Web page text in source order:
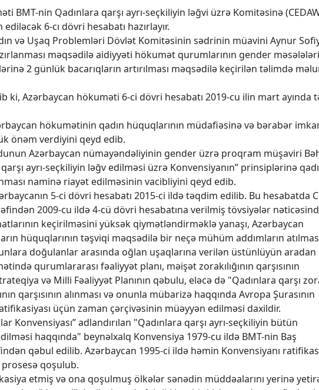
BMT-nin Qadınlara qarşı ayrı-seçkiliyin ləğvi üzrə Komitəsinə
6-cı dövri hesabatı hazırlayır.
və Uşaq Problemləri Dövlət Komitəsinin sədrinin müavini Aynur
məqsədilə aidiyyəti hökumət qurumlarının gender
2 günlük bacarıqların artırılması məqsədilə keçirilən təlimdə
ki, Azərbaycan hökuməti 6-ci dövri hesabatı 2019-cu ilin mart ayında
hökumətinin qadın hüquqlarının müdafiəsinə və bərabər
önəm verdiyini qeyd edib.
Azərbaycan nümayəndəliyinin gender üzrə proqram müşaviri
ayrı-seçkiliyin ləğv edilməsi üzrə Konvensiyanın” prinsiplərinə
naminə riayət edilməsinin vacibliyini qeyd edib.
5-ci dövri hesabatı 2015-ci ildə təqdim edilib. Bu hesabatda
2009-cu ildə 4-cü dövri hesabatına verilmiş tövsiyələr
keçirilməsini yüksək qiymətləndirməklə yanaşı, Azərbaycan
hüquqlarının təşviqi məqsədilə bir neçə mühüm addımların
doğulanlar arasında oğlan uşaqlarına verilən üstünlüyün aradan
qurumlararası fəaliyyət planı, məişət zorakılığının qarşısının
və Milli Fəaliyyət Planının qəbulu, eləcə də "Qadınlara qarşı
qarşısının alınması və onunla mübarizə haqqında Avropa Şurasının
üçün zaman çərçivəsinin müəyyən edilməsi daxildir.
Konvensiyası” adlandırılan "Qadınlara qarşı ayrı-seçkiliyin bütün
haqqında" beynəlxalq Konvensiya 1979-cu ildə BMT-nin Baş
qəbul edilib. Azərbaycan 1995-ci ildə həmin Konvensiyanı
qoşulub.
etmiş və ona qoşulmuş ölkələr sənədin müddəalarını yerinə